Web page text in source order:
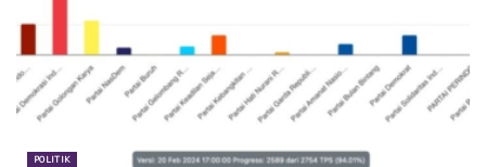
DPRD Kabupaten Ngawi. (cse)
Tags: ngawi pilbup ngawi
pilbup ngawi 2020
pilkada 2020
pilkada ngawi politik ngawi
POLITIK